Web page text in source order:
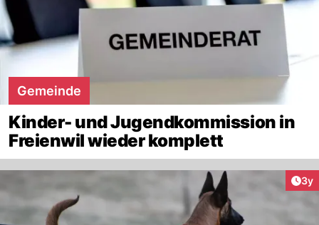
Gemeinde
Kinder- und Jugendkommission in
Freienwil wieder komplett
3y